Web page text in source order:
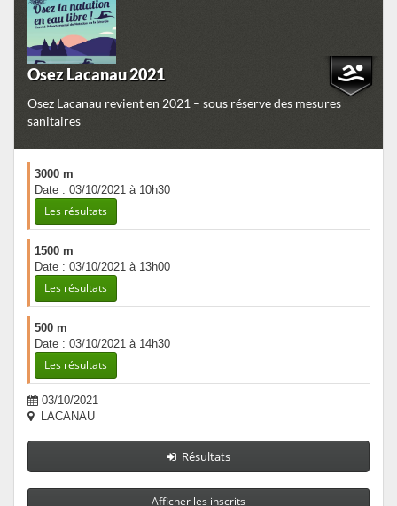
Osez Lacanau 2021
Osez Lacanau revient en 2021 – sous réserve des mesures
sanitaires
3000 m
Date : 03/10/2021 à 10h30
Les résultats
1500 m
Date : 03/10/2021 à 13h00
Les résultats
500 m
Date : 03/10/2021 à 14h30
Les résultats
03/10/2021
LACANAU
Résultats
Afficher les inscrits